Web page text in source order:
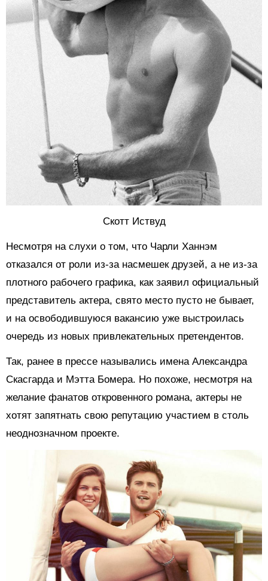
Скотт Иствуд
Несмотря на слухи о том, что Чарли Ханнэм
отказался от роли из-за насмешек друзей, а не из-за
плотного рабочего графика, как заявил официальный
представитель актера, свято место пусто не бывает,
и на освободившуюся вакансию уже выстроилась
очередь из новых привлекательных претендентов.
Так, ранее в прессе назывались имена Александра
Скасгарда и Мэтта Бомера. Но похоже, несмотря на
желание фанатов откровенного романа, актеры не
хотят запятнать свою репутацию участием в столь
неоднозначном проекте.